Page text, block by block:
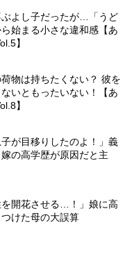
よし子だったが…「うど
始まる小さな違和感【あ
】
物は持ちたくない？ 彼を
いともったいない！【あ
】
子が目移りしたのよ！」義
の高学歴が原因だと主
を開花させる…！」娘に高
けた母の大誤算